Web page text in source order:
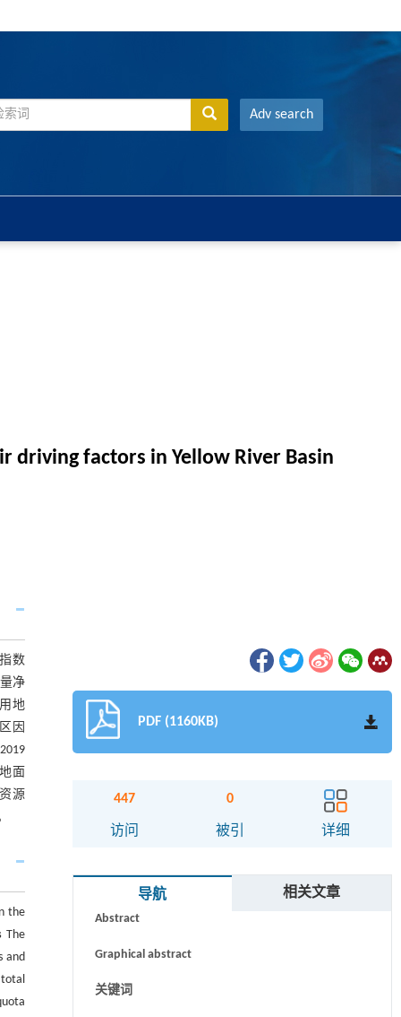
Adv search
driving factors in Yellow River Basin
数
净
地
因
面
源
the
The
and
PDF (1160KB)
447
访问
0
被引 详细
导航 相关文章
Abstract
Graphical abstract
关键词